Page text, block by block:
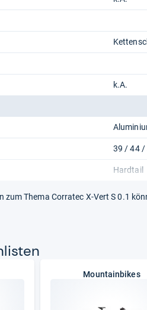
k.A.
39 / 44 /
Hardtail
Thema Corratec X-Vert S 0.1
Mountainbikes